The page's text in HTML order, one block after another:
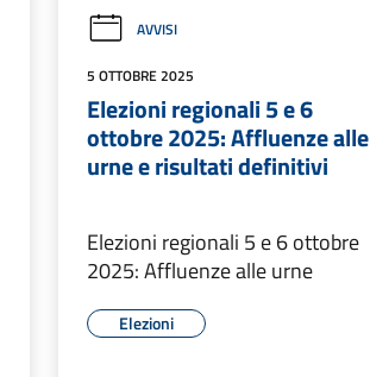
AVVISI
5 OTTOBRE 2025
Elezioni regionali 5 e 6
ottobre 2025: Affluenze alle
urne e risultati definitivi
Elezioni regionali 5 e 6 ottobre
2025: Affluenze alle urne
Elezioni